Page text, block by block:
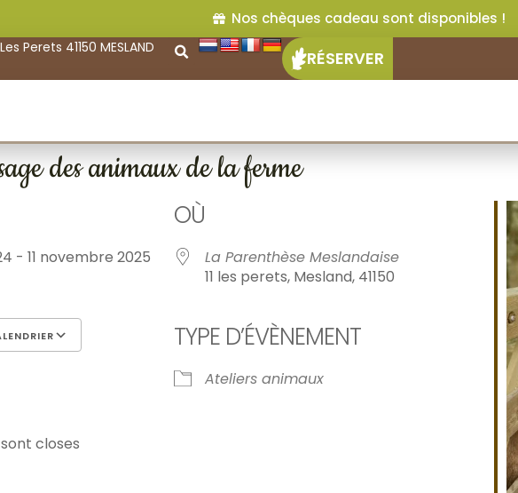
Nos chèques cadeau sont disponibles !
Les Perets 41150 MESLAND RÉSERVER
des animaux de la ferme
- 11 novembre 2025
Calendrier Google
closes
OÙ
La Parenthèse Meslandaise
11 les perets, Mesland, 41150
TYPE D’ÉVÈNEMENT
Ateliers animaux